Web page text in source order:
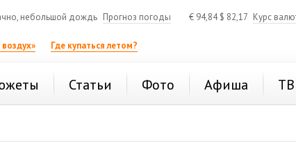
небольшой дождь Прогноз погоды € 94,84$ 82,17 Курс
Где купаться летом?
Статьи Фото Афиша ТВ